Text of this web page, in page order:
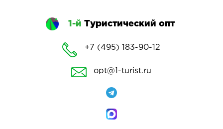
1-й Туристический опт
+7 (495) 183-90-12
opt@1-turist.ru